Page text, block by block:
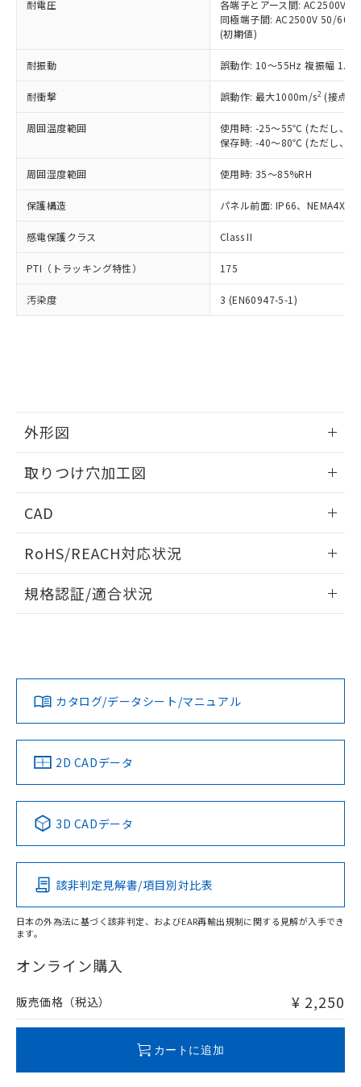
耐電圧
各端子とアース間: AC2500V
同極端子間: AC2500V 50/
(初期値)
耐振動 誤動作: 10～55Hz 複振幅
耐衝撃 誤動作: 最大1000m/s2 (接点
周囲温度範囲
使用時: -25～55℃ (ただし、氷
保存時: -40～80℃ (ただし、氷
周囲湿度範囲 使用時: 35～85%RH
保護構造 パネル前面: IP66、NEMA4X,
感電保護クラス Class II
PTI（トラッキング特性） 175
汚染度 3 (EN60947-5-1)
外形図
取りつけ穴加工図
CAD
ドすることができます。
ログイン/会員登録
ダウンロードデータをご利用いただく前に、以下を必ずお読
みください。
ソフトウェアの使用条件
RoHS/REACH対応状況
EU RoHS 注意事項・凡例
対応済み
中国 RoHS 注意事項・凡例
Pb Hg Cd Cr(VI)
O
在庫等で未対応品が混在する可能性があります。
問い合わせください。
規格認証/適合状況
LR型式承認
（イギリス
船舶規格）
DNV型式承認
（ノルウェー
BV型式承認
（フランス
KR型式
（韓国
No No No No
この製品の規格認証/適合状況ページへ
その他の認証はこちらのページからご検索ください
カタログ/データシート/マニュアル
2D CADデータ
3D CADデータ
該非判定見解書/項目別対比表
日本の外為法に基づく該非判定、およびEAR再輸出規制に関する見解が入手でき
ます。
オンライン購入
販売価格（税込） ¥ 2,250
カートに追加
正式な納期状況および標準価格はお客
様のお取引先、またはお客様担当のオ
ムロン制御機器販売店・当社販売員に
オムロン制御機器販売店や当社販売拠
販売ネットワーク
」をご確認
在庫状況および標準価格結果を当社の
事前の承諾なく第三者に漏洩または開
示しないようお願いします。
マイパーツ機能（部品リスト作成サー
ビス）をご利用いただくには、I-Web
メンバーズにご登録されている必要が
お客様が当ウェブサイト上で当社にご
および当社の共同利用者が、当社の製
用者の範囲」に記載されている法人を
類(PBB) 1000ppm以下、ポリ臭化ジフェニルエーテル類
(PBDE) 1000ppm以下、フタル酸ビス(2-エチルヘキシ
ル) (DEHP)(別名：DOP) 1000ppm以下、フタル酸ブチ
（DBP） 1000ppm以下、フタル酸ジイソブチル
但し、RoHS指令で産業用監視および制御機器に対する
フタル酸エステル類の４物質については閾値を超える意
※2 対応予定月
部品在庫の切り替え状況などにより、予定
月が前後することがあります。
※3 非含有証明書ダウンロード
下記の非含有証明書をダウンロードするこ
ものではありません。
また、RoHS指令のフタル酸エステル類４
物質の対応では、対応完了までの期間は出
していることから、特段のことがない限
り、2022年1月12日より割愛しておりま
す。
Cr(Ⅵ)(六価クロム) : 1000ppm、 PBBs(ポリ臭化ビフェ
ニル類) : 1000ppm、 PBDEs(ポリ臭化ジフェニルエーテ
DBP(フタル酸ジブチル) : 1000ppm、 DIBP(フタル酸ジ
イソブチル) : 1000ppm、 BBP(フタル酸ブチルベンジ
DEHP(フタル酸ビス(2-エチルヘキシル)) : 1000ppm
※2 環境保護使用期限
準値以下であることを示します。
「10」：通常の使用状況下において有害物
質が外部に漏えいし、環境に深刻な影響を
及ぼさない年数を意味します。
「－」：未確認です。当社販売部門へお問
い合わせください。
当社は規制貨物を破棄する場合は、完
全に破砕するなど、違法に輸出されな
いよう必要な手段を講じます。
当社は貴社製品を、核兵器、ミサイ
ル、化学兵器、生物兵器またはその他
武器並びにこれらの製造装置等に一切
当社は、貴社製品を第三者に販売する
場合は、上記1、2および3の内容を当
該第三者に通知します。また当社は、
販売先および販売に係わる関係者が違
法に輸出するおそれがある場合は、取
り引きをいたしません。
一定数以上の在庫あり
一定数には満たないが在庫あり
在庫なし(最新の在庫状況につ
たはお客様担当のオムロン制御
機器販売店・当社販売員にご確
受注生産機種、また在庫状況の
情報を公開していない機種